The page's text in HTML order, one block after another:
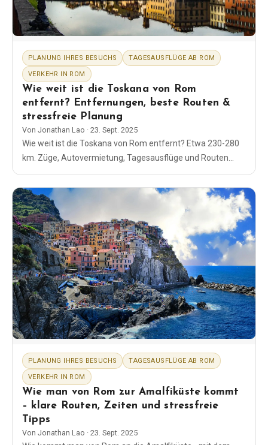
PLANUNG IHRES BESUCHS TAGESAUSFLÜGE AB ROM
VERKEHR IN ROM
Wie weit ist die Toskana von Rom
entfernt? Entfernungen, beste Routen &
stressfreie Planung
Von Jonathan Lao · 23. Sept. 2025
Wie weit ist die Toskana von Rom entfernt? Etwa 230-280
km. Züge, Autovermietung, Tagesausflüge und Routen
nach Florenz, Siena und in kleine Städte - einfache,
bewährte Tipps.
PLANUNG IHRES BESUCHS TAGESAUSFLÜGE AB ROM
VERKEHR IN ROM
Wie man von Rom zur Amalfiküste kommt
– klare Routen, Zeiten und stressfreie
Tipps
Von Jonathan Lao · 23. Sept. 2025